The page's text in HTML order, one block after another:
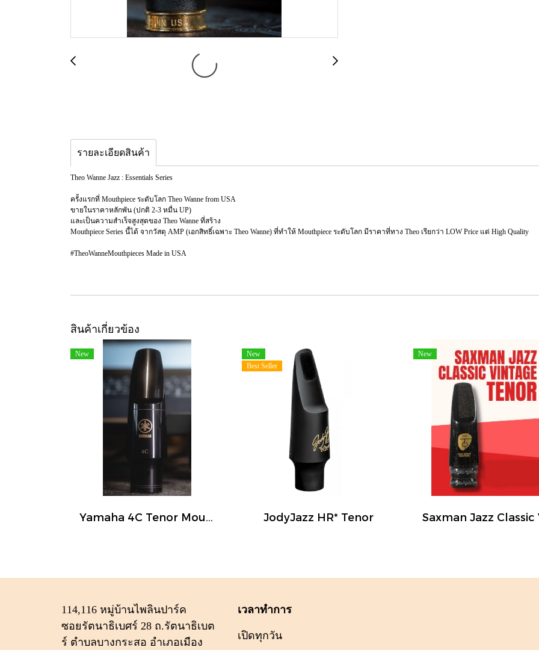
รายละเอียดสินค้า
Theo Wanne Jazz : Essentials Series
ครั้งแรกที่ Mouthpiece ระดับโลก Theo Wanne from USA
ขายในราคาหลักพัน (ปกติ 2-3 หมื่น UP)
และเป็นความสำเร็จสูงสุดของ Theo Wanne ที่สร้าง
Mouthpiece Series นี้ได้ จากวัสดุ AMP (เอกสิทธิ์เฉพาะ Theo Wanne) ที่ทำให้ Mouthpiece ระดับโลก มีราคาที่ทาง Theo เรียกว่า LOW Price แต่ High Quality
#TheoWanneMouthpieces Made in USA
สินค้าเกี่ยวข้อง
New
New
Best Seller
JodyJazz HR* Tenor
New
114,116 หมู่บ้านไพลินปาร์ค
ซอยรัตนาธิเบศร์ 28 ถ.รัตนาธิเบต
ร์ ตำบลบางกระสอ อำเภอเมือง
เวลาทำการ
เปิดทุกวัน